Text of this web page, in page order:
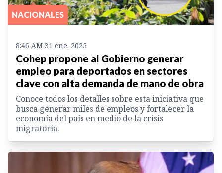
NACIONALES
8:46 AM 31 ene. 2025
Cohep propone al Gobierno generar
empleo para deportados en sectores
clave con alta demanda de mano de obra
Conoce todos los detalles sobre esta iniciativa que
busca generar miles de empleos y fortalecer la
economía del país en medio de la crisis
migratoria.